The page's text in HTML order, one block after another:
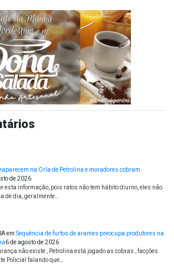
na Orla de Petrolina e moradores cobram
de 2026
esta informação, pois ratos não tem hábito diurno, eles não
de dia, geralmente…
em Sequência de furtos de arames preocupa produtores na
6 de agosto de 2026
não existe , Petrolina está jogado as cobras , facções
Policial falando que…